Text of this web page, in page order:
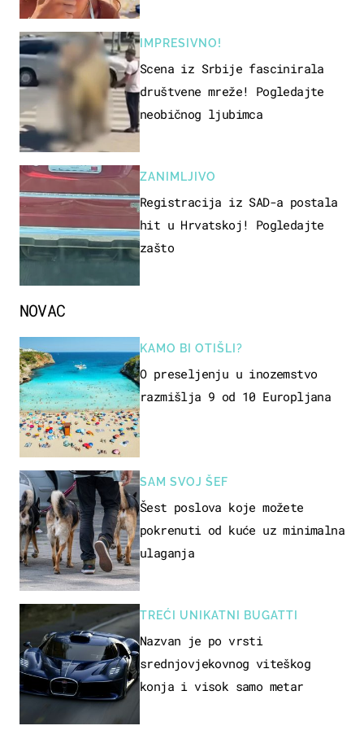
IMPRESIVNO!
Scena iz Srbije fascinirala
društvene mreže! Pogledajte
neobičnog ljubimca
ZANIMLJIVO
Registracija iz SAD-a postala
hit u Hrvatskoj! Pogledajte
zašto
NOVAC
KAMO BI OTIŠLI?
O preseljenju u inozemstvo
razmišlja 9 od 10 Europljana
SAM SVOJ ŠEF
Šest poslova koje možete
pokrenuti od kuće uz minimalna
ulaganja
TREĆI UNIKATNI BUGATTI
Nazvan je po vrsti
srednjovjekovnog viteškog
konja i visok samo metar